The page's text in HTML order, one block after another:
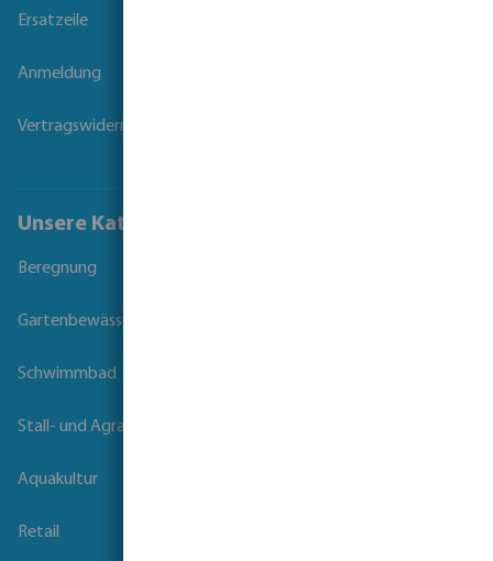
Ersatzeile
Anmeldung
Vertragswiderruf
Unsere Kataloge
Beregnung
Gartenbewässerung
Schwimmbad
Stall- und Agrartechnik
Aquakultur
Retail